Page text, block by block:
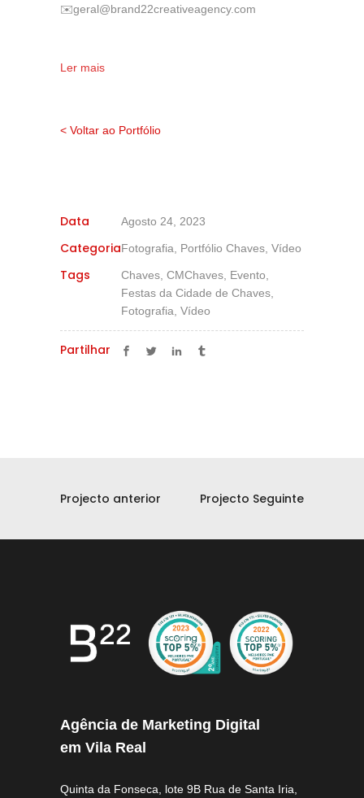
✉️geral@brand22creativeagency.com
Ler mais
< Voltar ao Portfólio
Data Agosto 24, 2023
CategoriaFotografia, Portfólio Chaves, Vídeo
Tags
Chaves, CMChaves, Evento,
Festas da Cidade de Chaves,
Fotografia, Vídeo
Partilhar
Projecto anterior Projecto Seguinte
Agência de Marketing Digital
em Vila Real
Quinta da Fonseca, lote 9B Rua de Santa Iria,